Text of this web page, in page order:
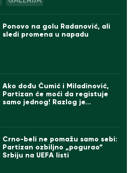
Ponovo na golu Radanović, ali
sledi promena u napadu
Ako dođu Čumić i Miladinović,
Partizan će moći da registuje
samo jednog! Razlog je…
Crno-beli ne pomažu samo sebi:
Partizan ozbiljno „pogurao“
Srbiju na UEFA listi